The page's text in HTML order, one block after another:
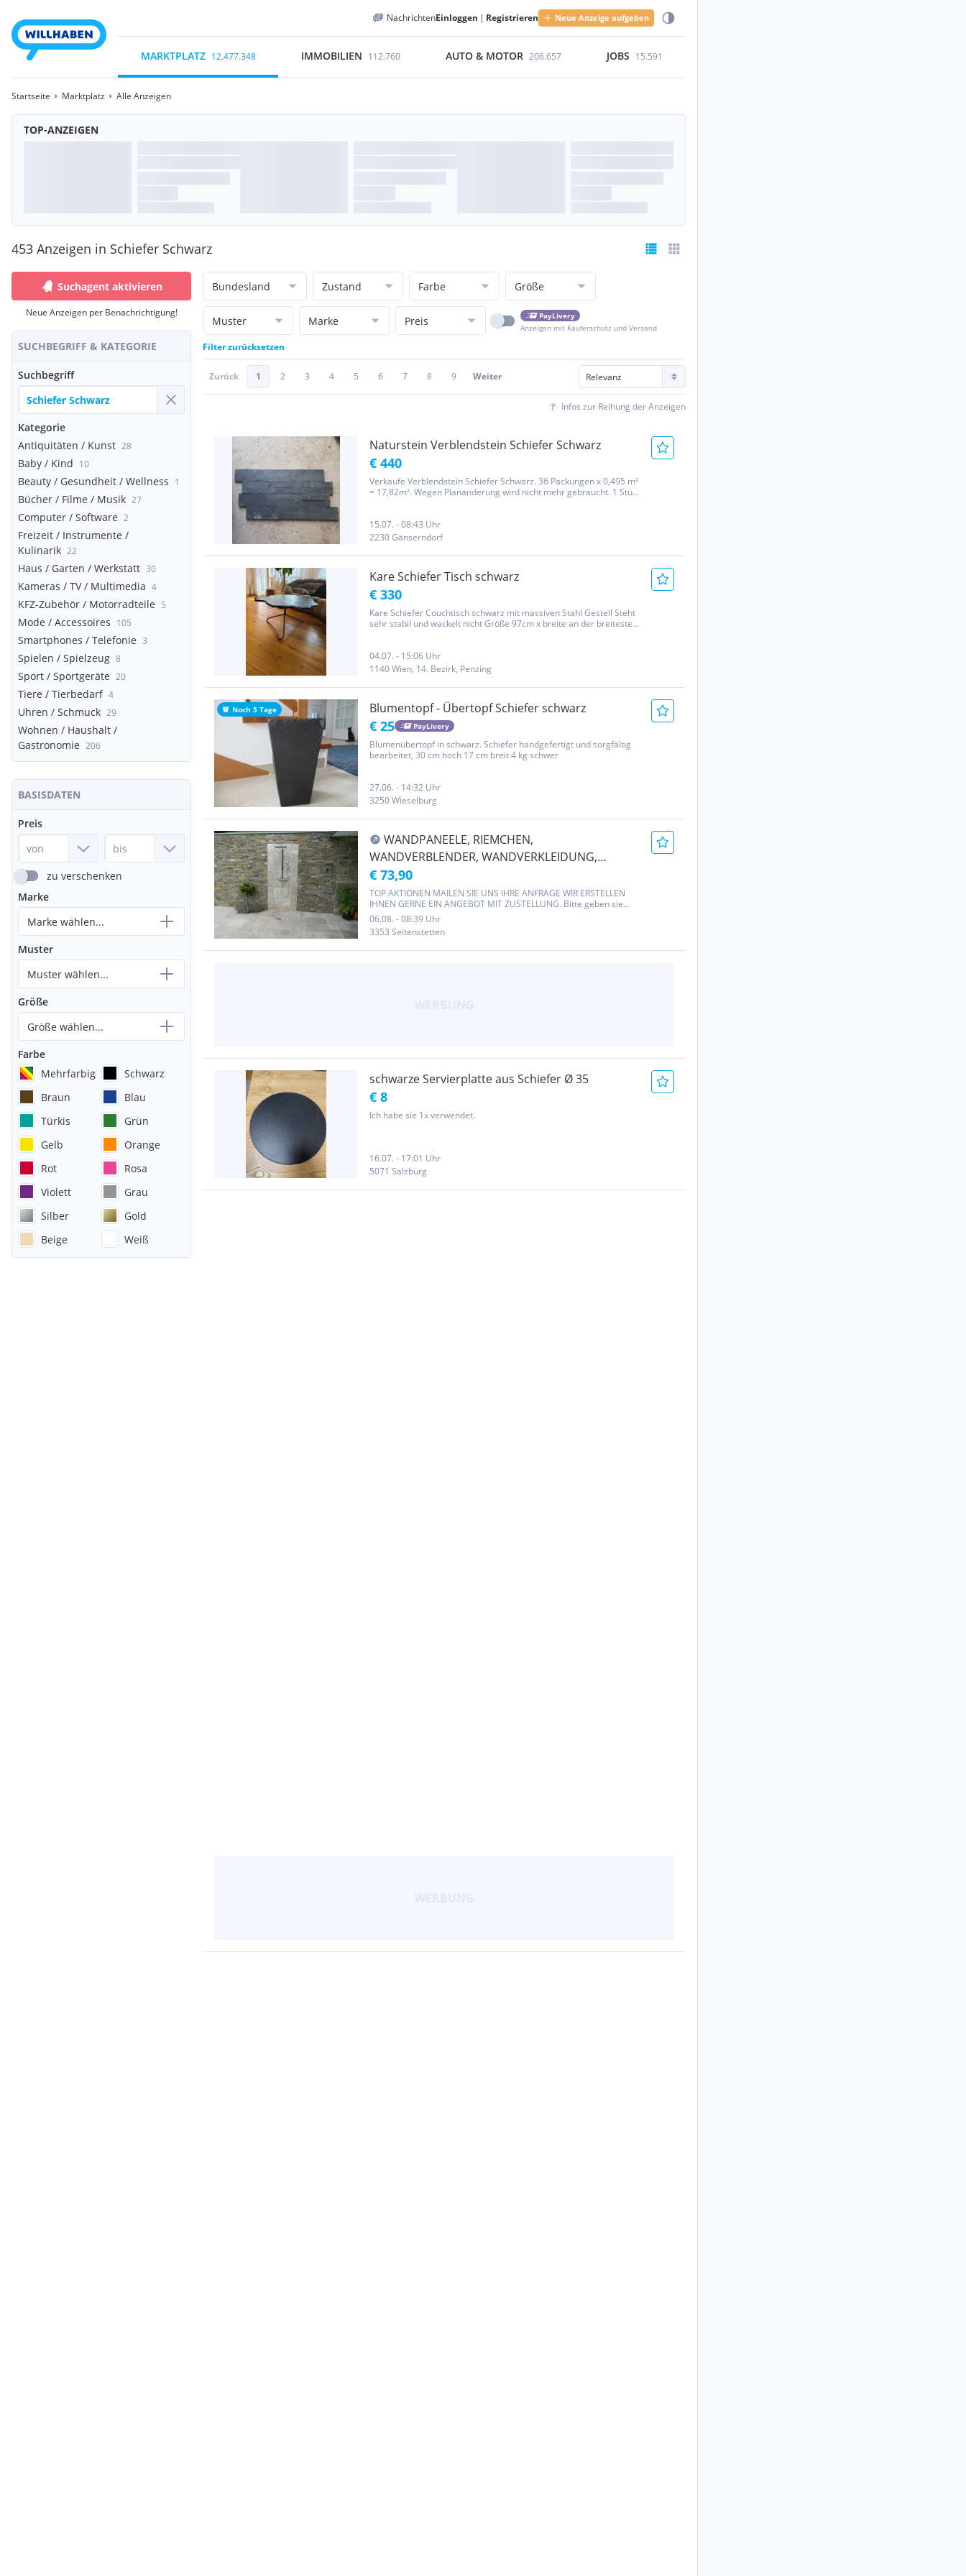
NachrichtenEinloggen | Registrieren Neue Anzeige aufgeben
MARKTPLATZ 12.477.348 IMMOBILIEN 112.760 AUTO & MOTOR 206.657 JOBS 15.591
Startseite Marktplatz Alle Anzeigen
TOP-ANZEIGEN
453 Anzeigen in Schiefer Schwarz
Suchagent aktivieren
Neue Anzeigen per Benachrichtigung!
SUCHBEGRIFF & KATEGORIE
Suchbegriff
Kategorie
Antiquitäten / Kunst 28
Baby / Kind 10
Beauty / Gesundheit / Wellness 1
Bücher / Filme / Musik 27
Computer / Software 2
Freizeit / Instrumente /
Kulinarik 22
Haus / Garten / Werkstatt 30
Kameras / TV / Multimedia 4
KFZ-Zubehör / Motorradteile 5
Mode / Accessoires 105
Smartphones / Telefonie 3
Spielen / Spielzeug 8
Sport / Sportgeräte 20
Tiere / Tierbedarf 4
Uhren / Schmuck 29
Wohnen / Haushalt /
Gastronomie 206
BASISDATEN
Preis
zu verschenken
Marke
Marke wählen...
Muster
Muster wählen...
Größe
Größe wählen...
Farbe
Mehrfarbig
Schwarz
Braun
Blau
Türkis
Grün
Gelb
Orange
Rot
Rosa
Violett
Grau
Silber
Gold
Beige
Weiß
Bundesland Zustand Farbe Größe
Muster Marke Preis
PayLivery
Anzeigen mit Käuferschutz und Versand
Filter zurücksetzen
Zurück 1 2 3 4 5 6 7 8 9 Weiter
Infos zur Reihung der Anzeigen
Naturstein Verblendstein Schiefer Schwarz
€ 440
Verkaufe Verblendstein Schiefer Schwarz. 36 Packungen x 0,495 m²
= 17,82m². Wegen Planänderung wird nicht mehr gebraucht. 1 Stück
15.07. - 08:43 Uhr
2230 Gänserndorf
Kare Schiefer Tisch schwarz
€ 330
Kare Schiefer Couchtisch schwarz mit massiven Stahl Gestell Steht
sehr stabil und wackelt nicht Größe 97cm x breite an der breitesten
04.07. - 15:06 Uhr
1140 Wien, 14. Bezirk, Penzing
Noch 5 Tage Blumentopf - Übertopf Schiefer schwarz
€ 25 PayLivery
Blumenübertopf in schwarz. Schiefer handgefertigt und sorgfältig
bearbeitet, 30 cm hoch 17 cm breit 4 kg schwer
27.06. - 14:32 Uhr
3250 Wieselburg
WANDPANEELE, RIEMCHEN,
WANDVERBLENDER, WANDVERKLEIDUNG,
RUSTIC, DOVER II, OCEAN GREEN, SCHIEFER
GLORIA, GOLDEN YELLOW, MARMOR AKRON, JAZZ,
TRAVERTIN, SCHIEFER BUNT, QUARZIT QUARZ,
SCHIEFER GRAU, SCHIEFER SCHWARZ, SOFIA
€ 73,90
TOP AKTIONEN MAILEN SIE UNS IHRE ANFRAGE WIR ERSTELLEN
IHNEN GERNE EIN ANGEBOT MIT ZUSTELLUNG. Bitte geben sie
immer ihren vollständigen Namen,PLZ und Telefonnummer an
Danke im voraus, fehlen diese Angaben können wir ihnen leider
kein Angebot erstellen....
06.08. - 08:39 Uhr
3353 Seitenstetten
schwarze Servierplatte aus Schiefer Ø 35
€ 8
Ich habe sie 1x verwendet.
16.07. - 17:01 Uhr
5071 Salzburg